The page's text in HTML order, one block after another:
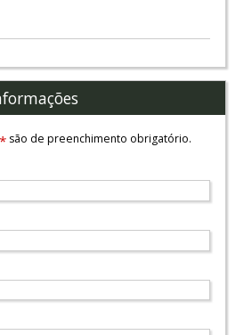
*são de preenchimento obrigatório.